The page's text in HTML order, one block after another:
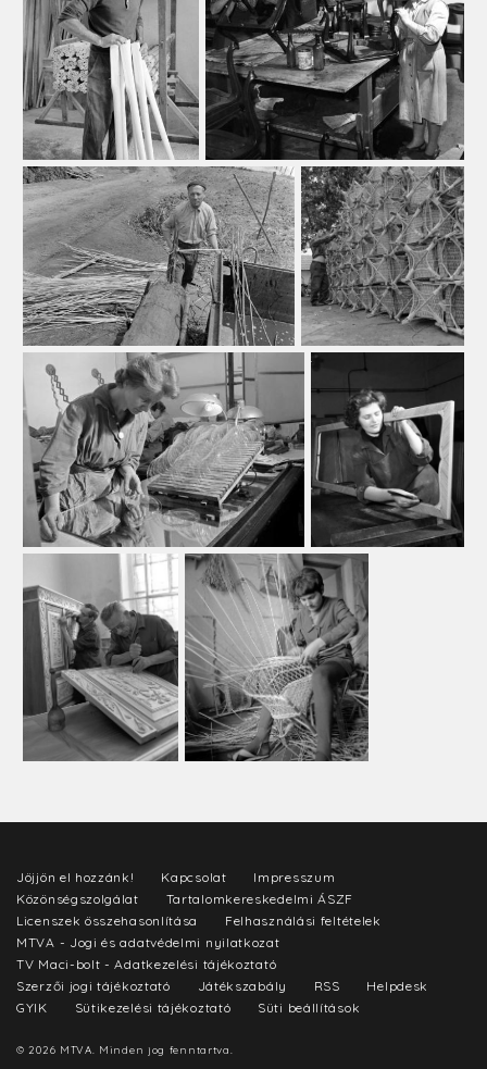
Jöjjön el hozzánk! Kapcsolat
Impresszum
Közönségszolgálat
Tartalomkereskedelmi ÁSZF
Licenszek összehasonlítása
Felhasználási feltételek
MTVA - Jogi és adatvédelmi nyilatkozat
TV Maci-bolt - Adatkezelési tájékoztató
Szerzői jogi tájékoztató
Játékszabály RSS
Helpdesk
GYIK
Sütikezelési tájékoztató Süti beállítások
© 2026 MTVA. Minden jog fenntartva.